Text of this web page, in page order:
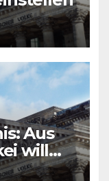
Aus
will